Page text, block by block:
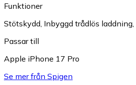
Funktioner
Stötskydd Inbyggd trådlös laddning
Passar till
Apple iPhone 17 Pro
Se mer från Spigen